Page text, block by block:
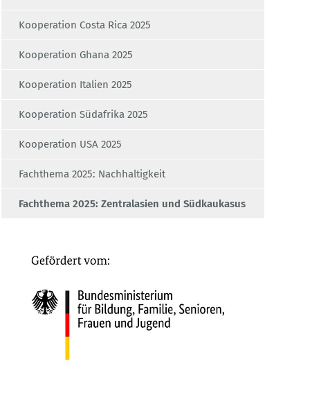
Kooperation Costa Rica 2025
Kooperation Ghana 2025
Kooperation Italien 2025
Kooperation Südafrika 2025
Kooperation USA 2025
Fachthema 2025: Nachhaltigkeit
Fachthema 2025: Zentralasien und Südkaukasus